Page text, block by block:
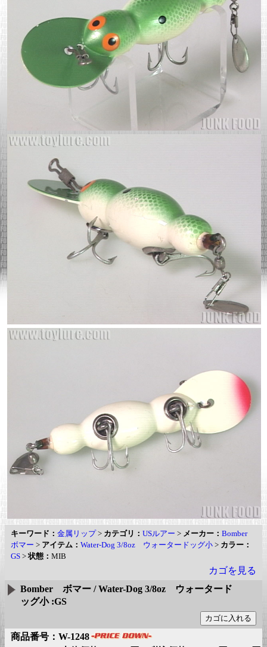
キーワード： 金属リップ> カテゴリ： USルアー > メーカー： Bomber
ボマー > アイテム： Water-Dog 3/8oz ウォータードッグ小 > カラー：
GS >状態： MIB
カゴを見る
Bomber ボマー / Water-Dog 3/8oz ウォータード
ッグ小 :GS
商品番号：W-1248